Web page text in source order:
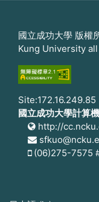
國立成功大學 版
Kung University
Site:172.16.249.85
國立成功大學計算
http://
(06)275-7575